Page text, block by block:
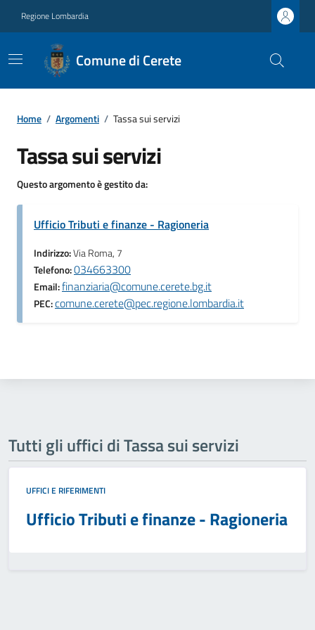
Regione Lombardia
Comune di Cerete
Home / Argomenti / Tassa sui servizi
Tassa sui servizi
Questo argomento è gestito da:
Ufficio Tributi e finanze - Ragioneria
Indirizzo:Via Roma, 7
Telefono:034663300
Email:finanziaria@comune.cerete.bg.it
PEC:comune.cerete@pec.regione.lombardia.it
Tutti gli uffici di Tassa sui servizi
UFFICI E RIFERIMENTI
Ufficio Tributi e finanze - Ragioneria